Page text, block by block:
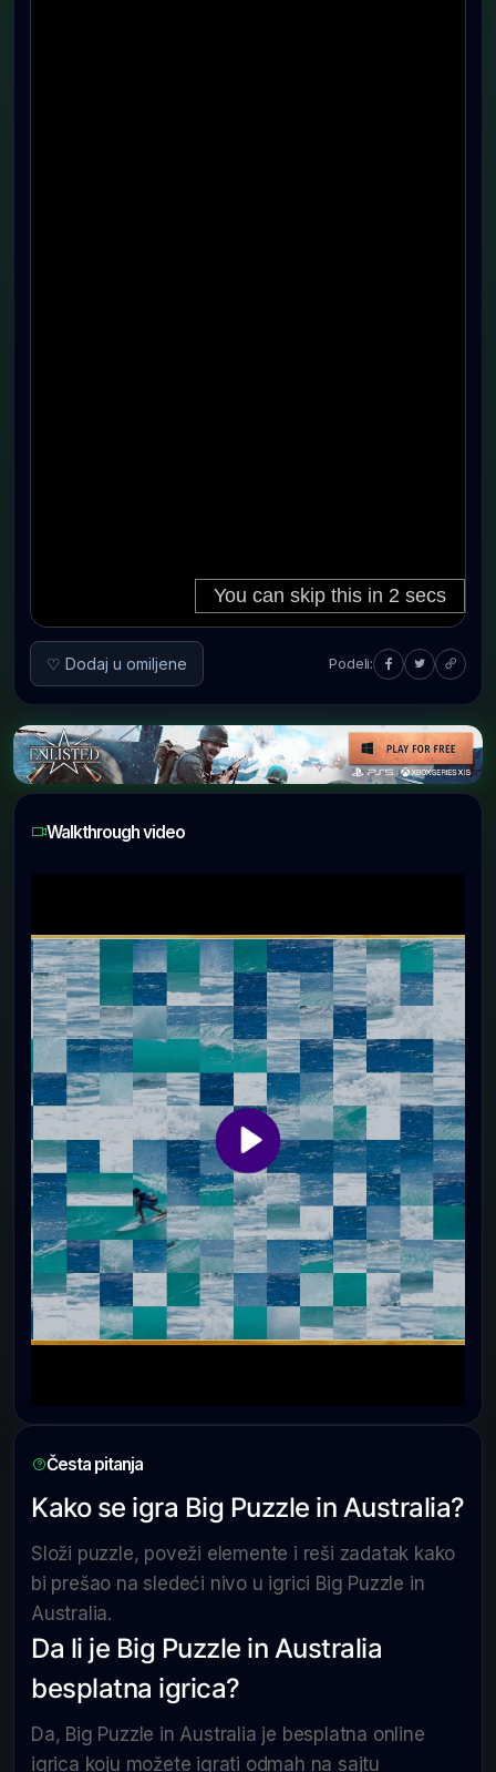
♡ Dodaj u omiljene Podeli:
Walkthrough video
Česta pitanja
Kako se igra Big Puzzle in Australia?
Složi puzzle, poveži elemente i reši zadatak kako
bi prešao na sledeći nivo u igrici Big Puzzle in
Australia.
Da li je Big Puzzle in Australia
besplatna igrica?
Da, Big Puzzle in Australia je besplatna online
igrica koju možete igrati odmah na sajtu